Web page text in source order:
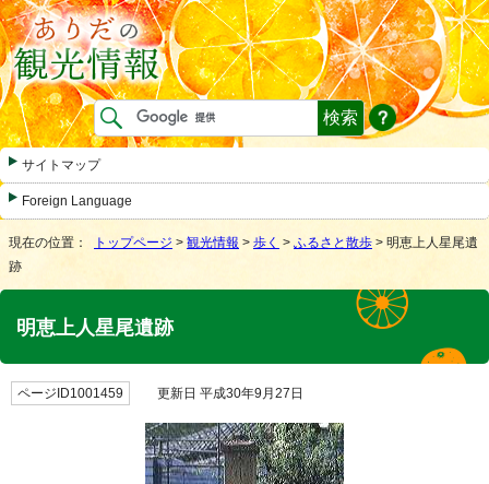
サイトマップ
Foreign Language
現在の位置： トップページ > 観光情報 > 歩く > ふるさと散歩 > 明恵上人星尾遺
跡
明恵上人星尾遺跡
ページID1001459 更新日 平成30年9月27日